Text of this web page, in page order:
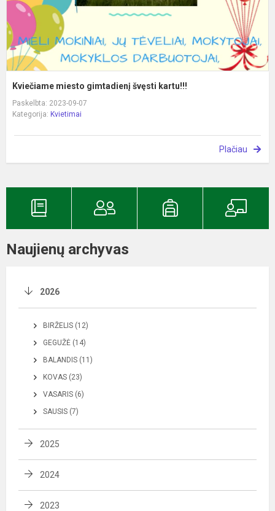
Kviečiame miesto gimtadienį švęsti kartu!!!
Paskelbta: 2023-09-07
Kategorija: Kvietimai
Plačiau
Naujienų archyvas
2026
BIRŽELIS (12)
GEGUŽĖ (14)
BALANDIS (11)
KOVAS (23)
VASARIS (6)
SAUSIS (7)
2025
2024
2023